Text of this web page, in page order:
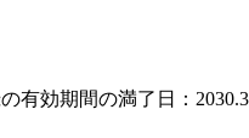
有効期間の満了日：